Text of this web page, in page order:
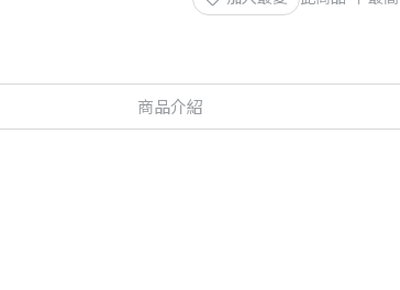
商品介紹